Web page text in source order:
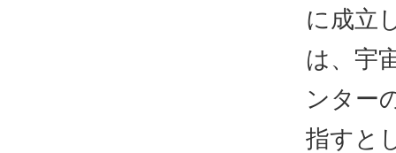
に成立
は、宇
ンター
指すと